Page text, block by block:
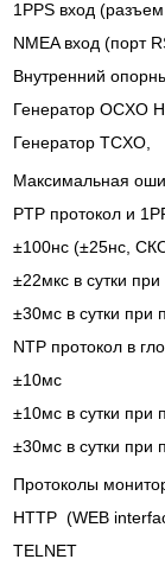
1PPS вход
NMEA вход (порт
Внутренний
Генератор OCXO
Генератор
Максимальная
PTP протокол и
±100нс (±25нс,
±22мкс в сутки
±30мс в сутки
NTP протокол в
±10мс
±10мс в сутки
±30мс в сутки
Протоколы
HTTP (WEB
TELNET